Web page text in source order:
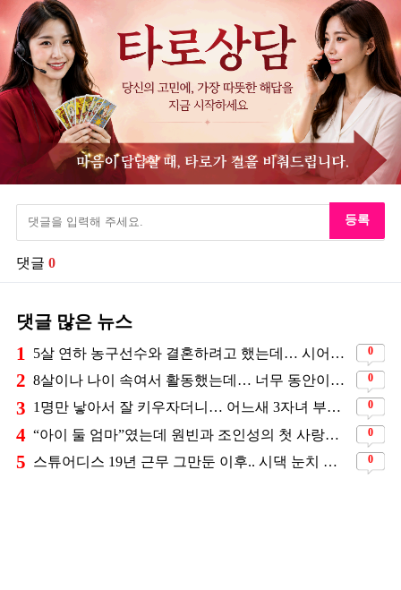
등록
댓글 0
댓글 많은 뉴스
1 5살 연하 농구선수와 결혼하려고 했는데… 시어머니의 결혼반대에 부딛혔던 아이돌 0
2 8살이나 나이 속여서 활동했는데… 너무 동안이라서 아무도 의심 안 했다는 배우 0
3 1명만 낳아서 잘 키우자더니… 어느새 3자녀 부모 된 스타커플 ❤️ 0
4 “아이 둘 엄마”였는데 원빈과 조인성의 첫 사랑이었던 배우 0
5 스튜어디스 19년 근무 그만둔 이후.. 시댁 눈치 보고 있다는 연예인의 아내 0